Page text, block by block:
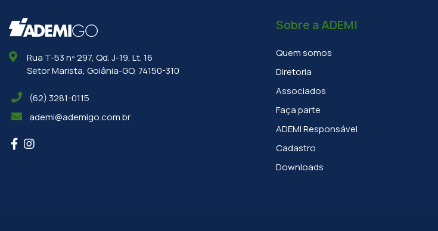
Rua T-53 nº 297, Qd. J-19, Lt. 16
Setor Marista, Goiânia-GO, 74150-310
(62) 3281-0115
ademi@ademigo.com.br
Sobre a ADEMI
Quem somos
Diretoria
Associados
Faça parte
ADEMI Responsável
Cadastro
Downloads